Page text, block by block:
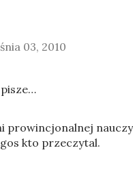
03, 2010
prowincjonalnej
kto przeczytal.